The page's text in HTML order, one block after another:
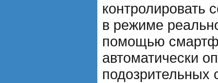
контролировать
в режиме
помощью
автоматически
подозрительных